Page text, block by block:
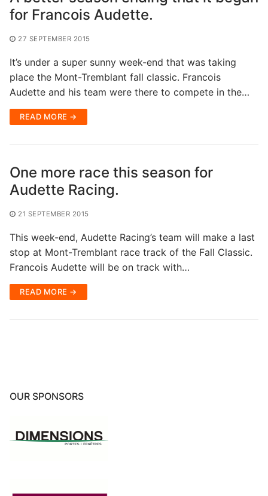
for Francois Audette.
27 SEPTEMBER 2015
It’s under a super sunny week-end that was taking
place the Mont-Tremblant fall classic. Francois
Audette and his team were there to compete in the…
READ MORE →
One more race this season for
Audette Racing.
21 SEPTEMBER 2015
This week-end, Audette Racing’s team will make a last
stop at Mont-Tremblant race track of the Fall Classic.
Francois Audette will be on track with…
READ MORE →
OUR SPONSORS